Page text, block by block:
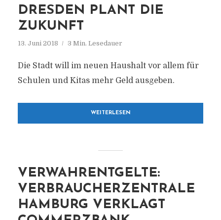
DRESDEN PLANT DIE
ZUKUNFT
13. Juni 2018 3 Min. Lesedauer
Die Stadt will im neuen Haushalt vor allem für
Schulen und Kitas mehr Geld ausgeben.
WEITERLESEN
VERWAHRENTGELTE:
VERBRAUCHERZENTRALE
HAMBURG VERKLAGT